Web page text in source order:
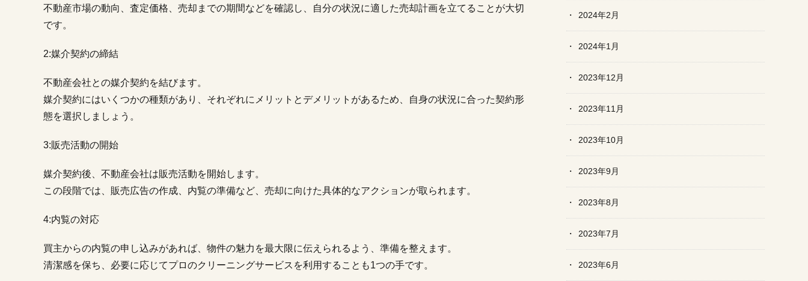
不動産市場の動向、査定価格、売却までの期間などを確認し、自分の状況に適した売却計画を立てることが大切
です。
2:媒介契約の締結
不動産会社との媒介契約を結びます。
媒介契約にはいくつかの種類があり、それぞれにメリットとデメリットがあるため、自身の状況に合った契約形
態を選択しましょう。
3:販売活動の開始
媒介契約後、不動産会社は販売活動を開始します。
この段階では、販売広告の作成、内覧の準備など、売却に向けた具体的なアクションが取られます。
4:内覧の対応
買主からの内覧の申し込みがあれば、物件の魅力を最大限に伝えられるよう、準備を整えます。
清潔感を保ち、必要に応じてプロのクリーニングサービスを利用することも1つの手です。
2024年2月
2024年1月
2023年12月
2023年11月
2023年10月
2023年9月
2023年8月
2023年7月
2023年6月